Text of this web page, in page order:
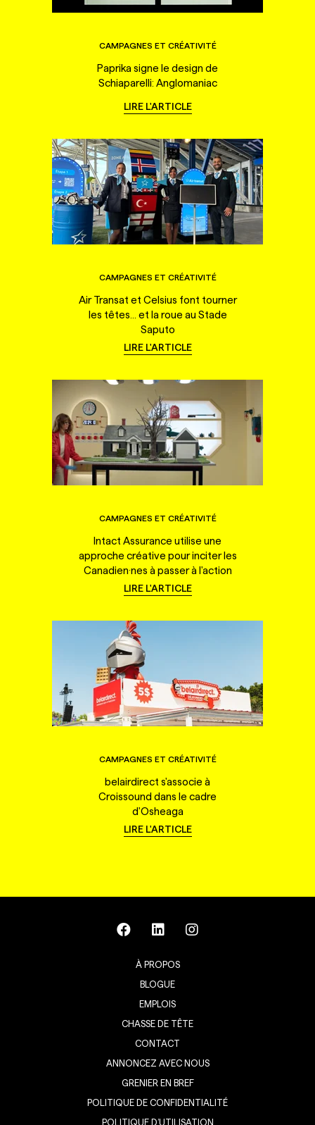
CAMPAGNES ET CRÉATIVITÉ
Paprika signe le design de
Schiaparelli: Anglomaniac
LIRE L'ARTICLE
CAMPAGNES ET CRÉATIVITÉ
Air Transat et Celsius font tourner
les têtes... et la roue au Stade
Saputo
LIRE L'ARTICLE
CAMPAGNES ET CRÉATIVITÉ
Intact Assurance utilise une
approche créative pour inciter les
Canadien·nes à passer à l'action
LIRE L'ARTICLE
CAMPAGNES ET CRÉATIVITÉ
belairdirect s'associe à
Croissound dans le cadre
d'Osheaga
LIRE L'ARTICLE
À PROPOS
BLOGUE
EMPLOIS
CHASSE DE TÊTE
CONTACT
ANNONCEZ AVEC NOUS
GRENIER EN BREF
POLITIQUE DE CONFIDENTIALITÉ
POLITIQUE D’UTILISATION